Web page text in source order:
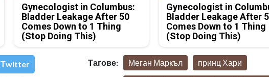
Gynecologist in Columbus:
Bladder Leakage After 50
Comes Down to 1 Thing
(Stop Doing This)
Gynecologist in
Bladder Leakage After
Comes Down to 1 Thing
(Stop Doing This)
Тwitter Тагове: Меган Маркъл принц Хари